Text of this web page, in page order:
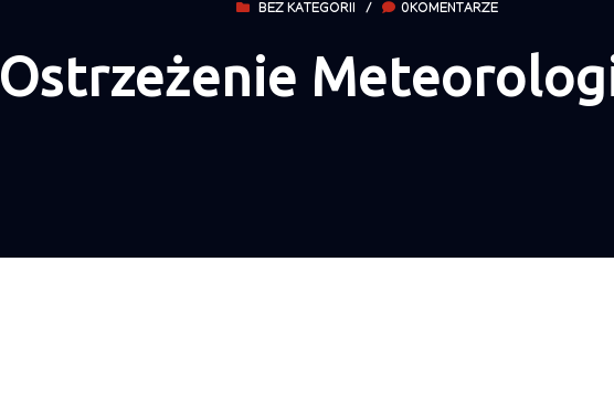
BEZ KATEGORII / 0KOMENTARZE
Ostrzeżenie